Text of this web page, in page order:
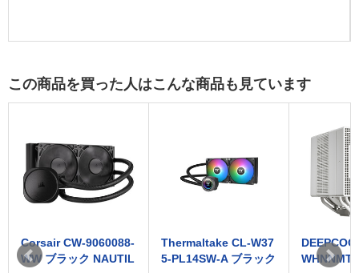
この商品を買った人はこんな商品も見ています
Corsair CW-9060088-
WW ブラック NAUTIL
Thermaltake CL-W37
5-PL14SW-A ブラック